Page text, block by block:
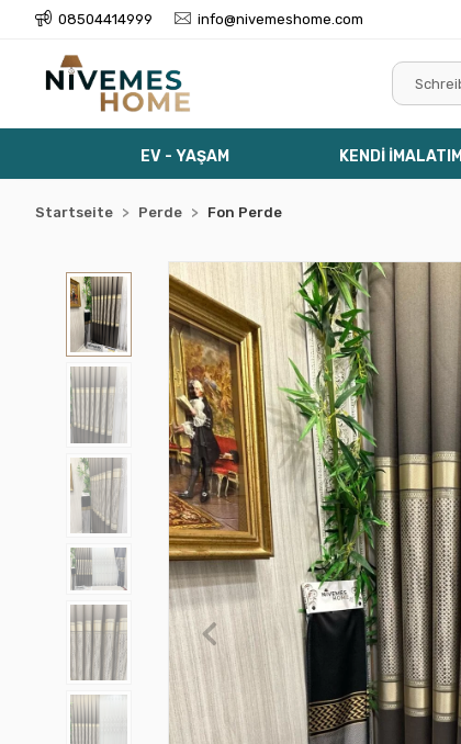
08504414999 info@nivemeshome.com
EV - YAŞAM KENDİ
Startseite Perde Fon Perde